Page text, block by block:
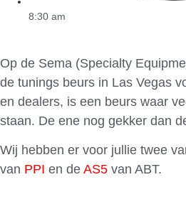
8:30 am
Op de Sema (Specialty
de tunings beurs in Las Vegas
en dealers, is een beurs waar
staan. De ene nog gekker dan
Wij hebben er voor jullie twee
van PPI en de AS5 van ABT.